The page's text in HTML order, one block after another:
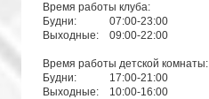
Время работы клуба:
Будни:
07:00-23:00
Выходные:
09:00-22:00
Время работы детской комнаты:
Будни:
17:00-21:00
Выходные:
10:00-16:00